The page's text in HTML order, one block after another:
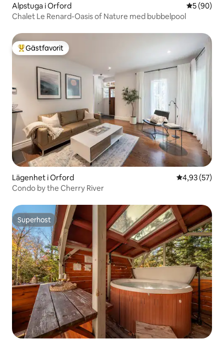
Alpstuga i Orford 5 av 5 i
5 (90)
Chalet Le Renard-Oasis of Nature med bubbelpool
Populär gästfavorit
Gästfavorit
Lägenhet i Orford 4,93 av 5 i
4,93 (57)
Condo by the Cherry River
Superhost
Superhost